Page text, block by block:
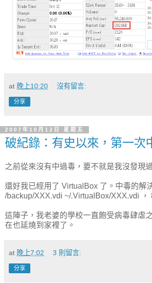
at 晚上10:20 沒有留言:
分享
2007年10月12日 星期五
破紀錄：有史以來，第一次
之前從來沒有中過毒，要不就是我沒發現
還好我已經用了 VirtualBox 了。中毒的解
/backup/XXX.vdi ~/.VirtualBox/XXX.vdi ，
這陣子，我老婆的學校一直飽受病毒肆虐
在也延燒到家裡了。
at 晚上7:02 3 則留言:
分享